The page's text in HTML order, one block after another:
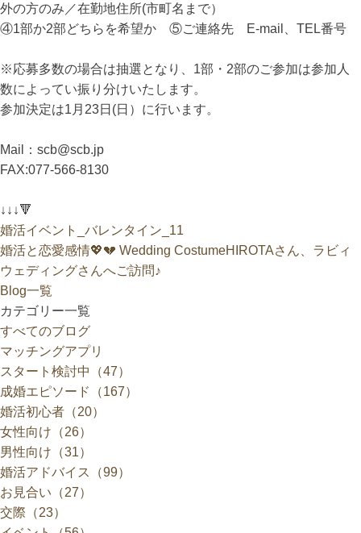
外の方のみ／在勤地住所(市町名まで）
④1部か2部どちらを希望か ⑤ご連絡先 E-mail、TEL番号
※応募多数の場合は抽選となり、1部・2部のご参加は参加人
数によってい振り分けいたします。
参加決定は1月23日(日）に行います。
Mail：scb@scb.jp
FAX:077-566-8130
↓↓↓🔻
婚活イベント_バレンタイン_11
婚活と恋愛感情💖💔 Wedding CostumeHIROTAさん、ラビィ
ウェディングさんへご訪問♪
Blog一覧
カテゴリー一覧
すべてのブログ
マッチングアプリ
スタート検討中（47）
成婚エピソード（167）
婚活初心者（20）
女性向け（26）
男性向け（31）
婚活アドバイス（99）
お見合い（27）
交際（23）